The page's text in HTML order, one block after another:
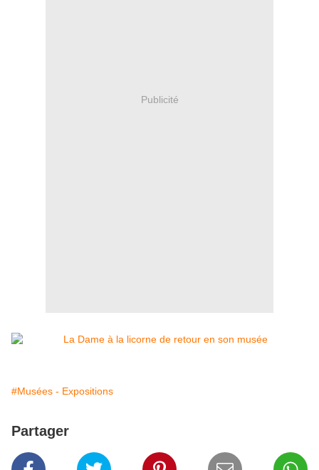
Publicité
#Musées - Expositions
Partager